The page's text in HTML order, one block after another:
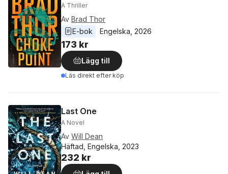
A Thriller
Av Brad Thor
E-bok
Engelska 2026
173 kr
Lägg till
Läs direkt efter köp
Last One
A Novel
Av Will Dean
Häftad, Engelska, 2023
232 kr